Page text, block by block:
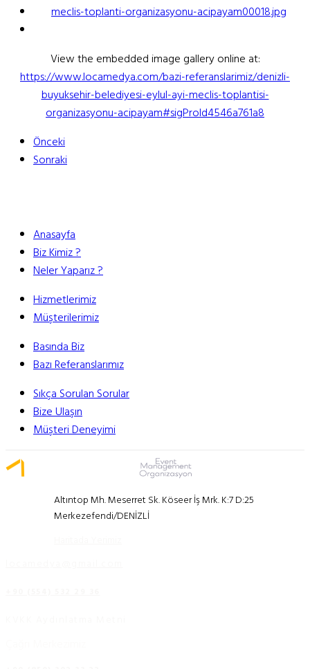
View the embedded image gallery online at:
https://www.locamedya.com/bazi-referanslarimiz/denizli-
buyuksehir-belediyesi-eylul-ayi-meclis-toplantisi-
organizasyonu-acipayam#sigProId4546a761a8
Önceki
Sonraki
Anasayfa
Biz Kimiz ?
Neler Yaparız ?
Hizmetlerimiz
Müşterilerimiz
Basında Biz
Bazı Referanslarımız
Sıkça Sorulan Sorular
Bize Ulaşın
Müşteri Deneyimi
Altıntop Mh. Meserret Sk. Köseer İş Mrk. K:7 D:25
Merkezefendi/DENİZLİ